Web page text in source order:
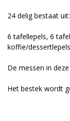
24 delig bestaat uit:
6 tafellepels, 6
koffie/
De messen in
Het bestek wordt